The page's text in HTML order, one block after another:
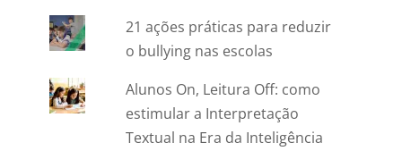
21 ações práticas para reduzir
o bullying nas escolas
Alunos On, Leitura Off: como
estimular a Interpretação
Textual na Era da Inteligência